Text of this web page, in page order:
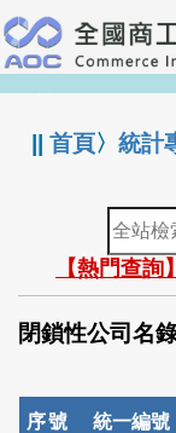
跳
到
主
要
:::
||首頁〉統計
全
站
檢
索
【熱門查
閉鎖性公司名
序號 統一編號